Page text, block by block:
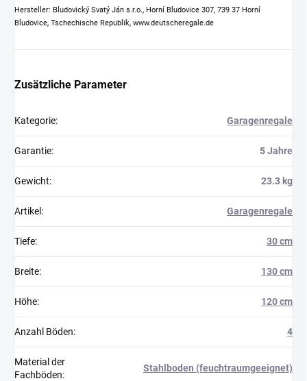
Hersteller: Bludovický Svatý Ján s.r.o., Horní Bludovice 307, 739 37 Horní
Bludovice, Tschechische Republik, www.deutscheregale.de
Zusätzliche Parameter
Kategorie: Garagenregale
Garantie: 5 Jahre
Gewicht: 23.3 kg
Artikel : Garagenregale
Tiefe: 30 cm
Breite: 130 cm
Höhe: 120 cm
Anzahl Böden: 4
Material der
Fachböden:
Stahlboden (feuchtraumgeeignet)